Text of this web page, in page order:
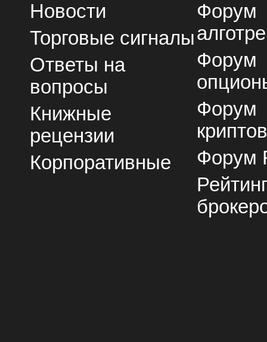
Новости
Торговые сигналы
Ответы на
вопросы
Книжные
рецензии
Корпоративные
Форум
Форум
Форум
Форум